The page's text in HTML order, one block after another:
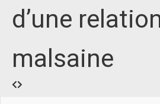
d’une
malsaine